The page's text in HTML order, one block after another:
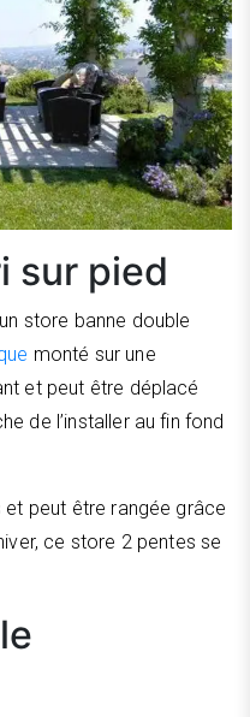
sur pied
store banne double
monté sur une
et peut être déplacé
de l’installer au fin fond
peut être rangée grâce
ce store 2 pentes se